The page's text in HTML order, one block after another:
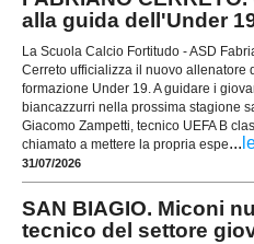
alla guida dell'Under
La Scuola Calcio Fortitudo - ASD
Cerreto ufficializza il nuovo allenatore
formazione Under 19. A guidare i
biancazzurri nella prossima stagione
Giacomo Zampetti, tecnico UEFA B
chiamato a mettere la propria espe...
31/07/2026
SAN BIAGIO. Miconi
tecnico del settore